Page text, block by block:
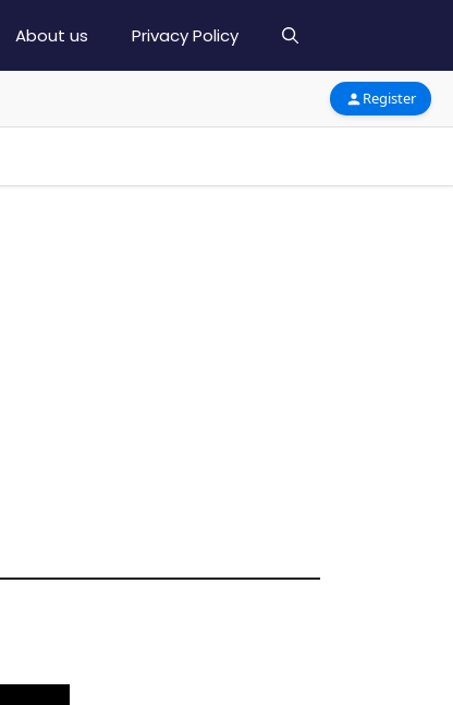
About us Privacy Policy
Register